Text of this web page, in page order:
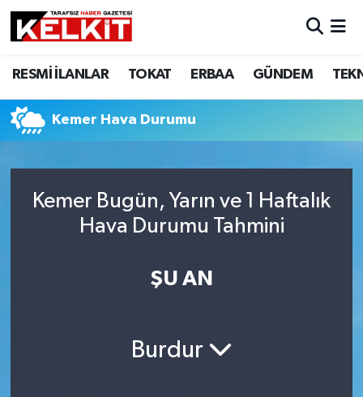
RESMİ İLANLAR TOKAT ERBAA GÜNDEM
Kemer Hava Durumu
Kemer Bugün, Yarın ve 1 Haftalık
Hava Durumu Tahmini
ŞU AN
Burdur